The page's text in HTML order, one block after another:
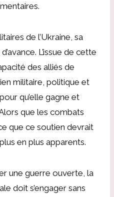
de l’Ukraine, sa
L’issue de cette
des alliés de
militaire, politique et
qu’elle gagne et
que les combats
que ce soutien devrait
en plus apparents.
une guerre ouverte, la
doit s’engager sans